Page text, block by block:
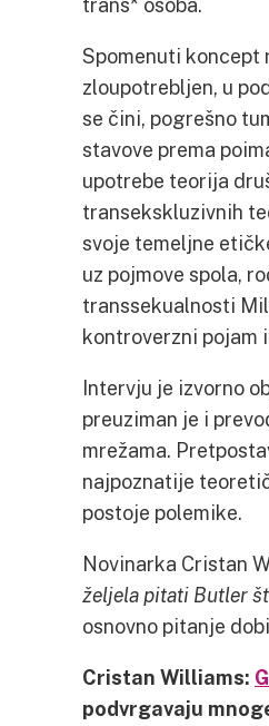
Spomenuti koncept
zloupotrebljen, u
se čini, pogrešno
stavove prema
upotrebe teorija
transekskluzivnih
svoje temeljne
uz pojmove spola,
transsekualnosti
kontroverzni
Intervju je izvorno
preuziman je i
mrežama.
najpoznatije
postoje polemike.
Novinarka Cristan
željela pitati Butler
osnovno pitanje
Cristan Williams:
podvrgavaju